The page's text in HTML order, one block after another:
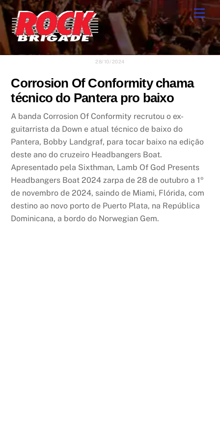
Skip
to
content
28/10/2024
Corrosion Of Conformity chama
técnico do Pantera pro baixo
A banda Corrosion Of Conformity recrutou o ex-
guitarrista da Down e atual técnico de baixo do
Pantera, Bobby Landgraf, para tocar baixo na edição
deste ano do cruzeiro Headbangers Boat.
Apresentado pela Sixthman, Lamb Of God Presents
Headbangers Boat 2024 zarpa de 28 de outubro a 1º
de novembro de 2024, saindo de Miami, Flórida, com
destino ao novo porto de Puerto Plata, na República
Dominicana, a bordo do Norwegian Gem.